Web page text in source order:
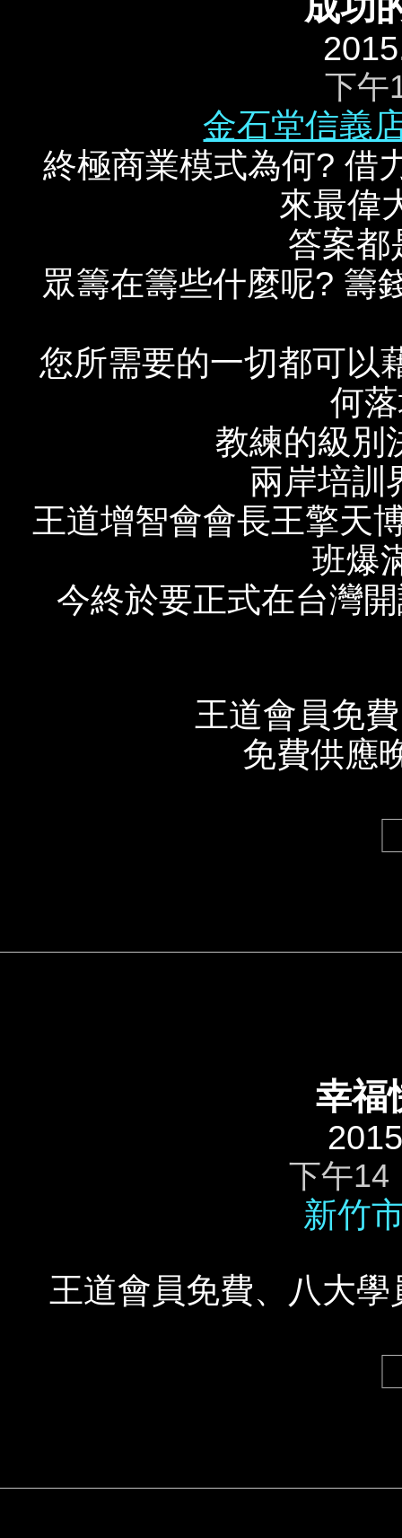
下午
金石堂信義
終極商業模式為何? 借
來最偉
答案都
眾籌在籌些什麼呢? 籌
您所需要的一切都可以
何
教練的級別
兩岸培訓
王道增智會會長王擎天
班爆
今終於要正式在台灣
王道會員免
免費供應
幸福
下午14
新竹
王道會員免費、八大